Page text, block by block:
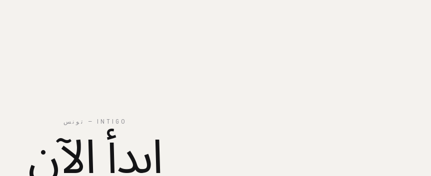
INTIGO — تونس